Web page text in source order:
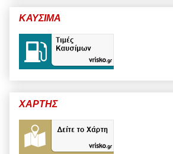
ΚΑΥΣΙΜΑ
ΧΑΡΤΗΣ